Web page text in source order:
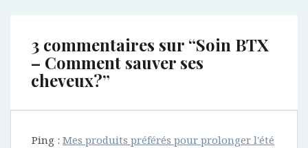
3 commentaires sur “Soin BTX
– Comment sauver ses
cheveux?”
Ping : Mes produits préférés pour prolonger l'été